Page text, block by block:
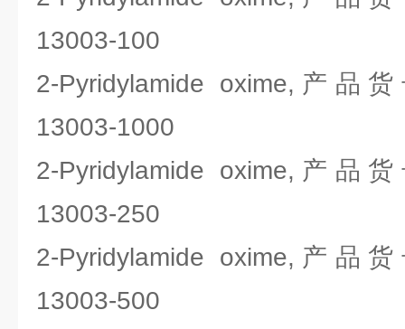
13003-100
2-Pyridylamide oxime,产品
13003-1000
2-Pyridylamide oxime,产品
13003-250
2-Pyridylamide oxime,产品
13003-500